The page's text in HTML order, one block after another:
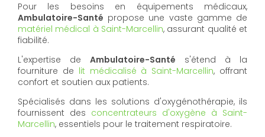
Pour les besoins en équipements médicaux,
Ambulatoire-Santé propose une vaste gamme de
matériel médical à Saint-Marcellin, assurant qualité et
fiabilité.
L'expertise de Ambulatoire-Santé s'étend à la
fourniture de lit médicalisé à Saint-Marcellin, offrant
confort et soutien aux patients.
Spécialisés dans les solutions d'oxygénothérapie, ils
fournissent des concentrateurs d'oxygène à Saint-
Marcellin, essentiels pour le traitement respiratoire.